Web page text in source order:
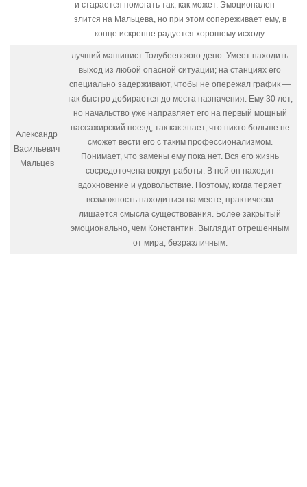
и старается помогать так, как может. Эмоционален —
злится на Мальцева, но при этом сопереживает ему, в
конце искренне радуется хорошему исходу.
Александр
Васильевич
Мальцев
лучший машинист Толубеевского депо. Умеет находить
выход из любой опасной ситуации; на станциях его
специально задерживают, чтобы не опережал график —
так быстро добирается до места назначения. Ему 30 лет,
но начальство уже направляет его на первый мощный
пассажирский поезд, так как знает, что никто больше не
сможет вести его с таким профессионализмом.
Понимает, что замены ему пока нет. Вся его жизнь
сосредоточена вокруг работы. В ней он находит
вдохновение и удовольствие. Поэтому, когда теряет
возможность находиться на месте, практически
лишается смысла существования. Более закрытый
эмоционально, чем Константин. Выглядит отрешенным
от мира, безразличным.